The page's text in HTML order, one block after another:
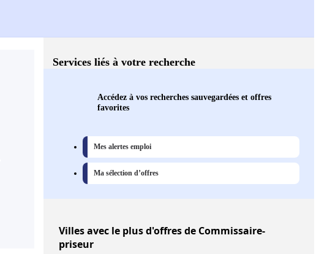
Services liés à votre recherche
Accédez à vos recherches sauvegardées et offres
favorites
Mes alertes emploi
Ma sélection d’offres
Villesavec le plus d'offres de Commissaire-
priseur